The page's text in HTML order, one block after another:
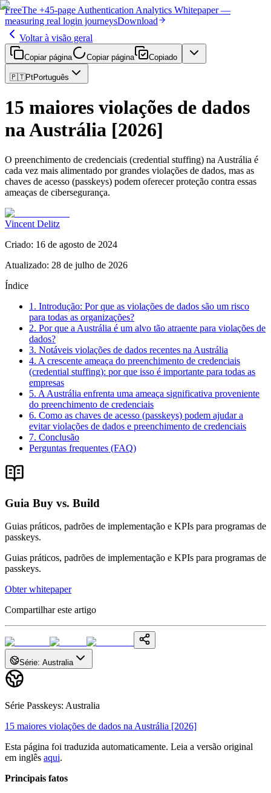
FreeThe +45-page Authentication Analytics Whitepaper —
measuring real login journeysDownload
Voltar à visão geral
Copiar página Copiar página Copiado
🇵🇹PtPortuguês
15 maiores violações de dados
na Austrália [2026]
O preenchimento de credenciais (credential stuffing) na Austrália é
cada vez mais alimentado por grandes violações de dados, mas as
chaves de acesso (passkeys) podem oferecer proteção contra essas
ameaças de cibersegurança.
Vincent Delitz
Criado: 16 de agosto de 2024
Atualizado: 28 de julho de 2026
Índice
1. Introdução: Por que as violações de dados são um risco
para todas as organizações?
2. Por que a Austrália é um alvo tão atraente para violações de
dados?
3. Notáveis violações de dados recentes na Austrália
4. A crescente ameaça do preenchimento de credenciais
(credential stuffing): por que isso é importante para todas as
empresas
5. A Austrália enfrenta uma ameaça significativa proveniente
do preenchimento de credenciais
6. Como as chaves de acesso (passkeys) podem ajudar a
evitar violações de dados e preenchimento de credenciais
7. Conclusão
Perguntas frequentes (FAQ)
Guia Buy vs. Build
Guias práticos, padrões de implementação e KPIs para programas de
passkeys.
Guias práticos, padrões de implementação e KPIs para programas de
passkeys.
Obter whitepaper
Compartilhar este artigo
Série: Australia
Série Passkeys: Australia
15 maiores violações de dados na Austrália [2026]
Esta página foi traduzida automaticamente. Leia a versão original
em inglês aqui.
Principais fatos